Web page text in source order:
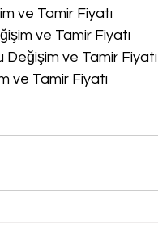
ve Tamir Fiyatı
ve Tamir Fiyatı
ve Tamir Fiyatı
ve Tamir Fiyatı